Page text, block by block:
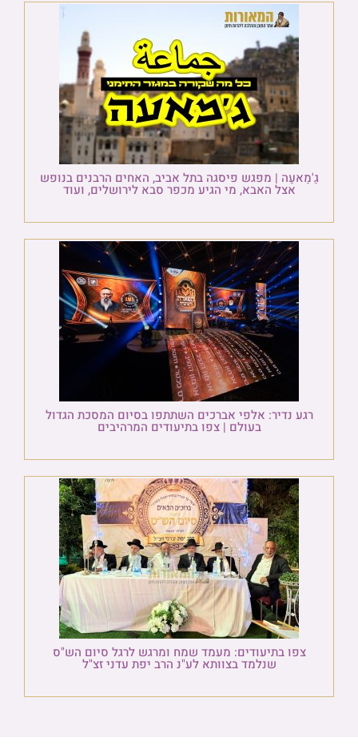
גַ'מַאעַה | מפגש פיסגה בתל אביב, האחים הרבנים בנופש
אצל האבא, מי הגיע מכפר סבא לירושלים, ועוד
רגע נדיר: אלפי אברכים השתתפו בסיום המסכת הגדול
בעולם | צפו בתיעודים המרהיבים
צפו בתיעודים: מעמד שמח ומרגש לרגל סיום הש"ס
שנלמד בצוותא לע"נ הרב יפת עדני זצ"ל